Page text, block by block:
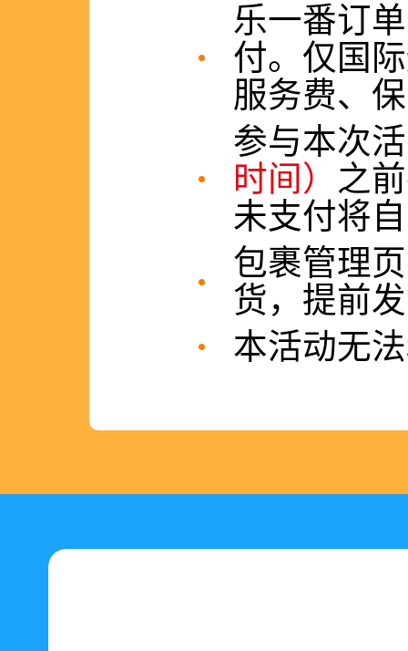
乐一番订
付。仅国
服务费、
参与本次
时间） 之
未支付将
包裹管理
货，提前
本活动无